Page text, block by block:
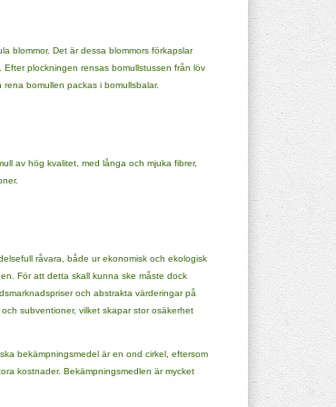
blommor. Det är dessa blommors förkapslar
plockningen rensas bomullstussen från löv
bomullen packas i bomullsbalar.
av hög kvalitet, med långa och mjuka fibrer,
råvara, både ur ekonomisk och ekologisk
För att detta skall kunna ske måste dock
och abstrakta värderingar på
subventioner, vilket skapar stor osäkerhet
bekämpningsmedel är en ond cirkel, eftersom
kostnader. Bekämpningsmedlen är mycket